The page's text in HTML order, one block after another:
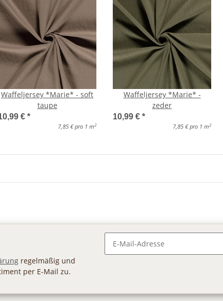
Waffeljersey *Marie* - soft
taupe
€ *
7,85 € pro 1 m2
Waffeljersey *Marie* -
zeder
10,99 € *
7,85 € pro 1 m2
regelmäßig und
per E-Mail zu.